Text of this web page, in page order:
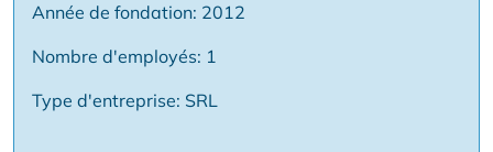
Année de fondation: 2012
Nombre d'employés: 1
Type d'entreprise: SRL